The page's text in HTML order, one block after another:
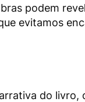
podem
evitamos
do livro,